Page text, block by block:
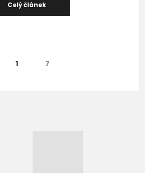
Celý článek
1
2
3 7